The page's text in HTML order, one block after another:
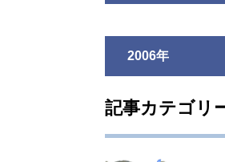
2006年
記事カテゴリ